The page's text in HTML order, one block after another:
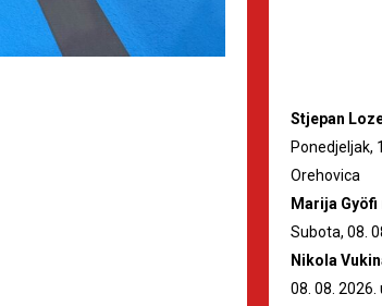
Stjepan
Ponedjeljak,
Orehovica
Marija
Subota, 08.
Nikola
08. 08. 2026.